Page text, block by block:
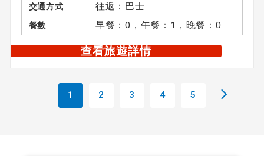
交通方式 往返：巴士
餐數 早餐：0，午餐：1，晚餐：0
查看旅遊詳情
1 2 3 4 5